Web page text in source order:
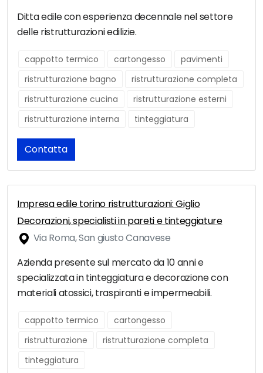
Ditta edile con esperienza decennale nel settore
delle ristrutturazioni edilizie.
cappotto termico cartongesso
pavimenti
ristrutturazione bagno
ristrutturazione completa
ristrutturazione cucina
ristrutturazione esterni
ristrutturazione interna
tinteggiatura
Contatta
Impresa edile torino ristrutturazioni: Giglio
Decorazioni, specialisti in pareti e tinteggiature
Via Roma, San giusto Canavese
Azienda presente sul mercato da 10 anni e
specializzata in tinteggiatura e decorazione con
materiali atossici, traspiranti e impermeabili.
cappotto termico
cartongesso
ristrutturazione
ristrutturazione completa
tinteggiatura